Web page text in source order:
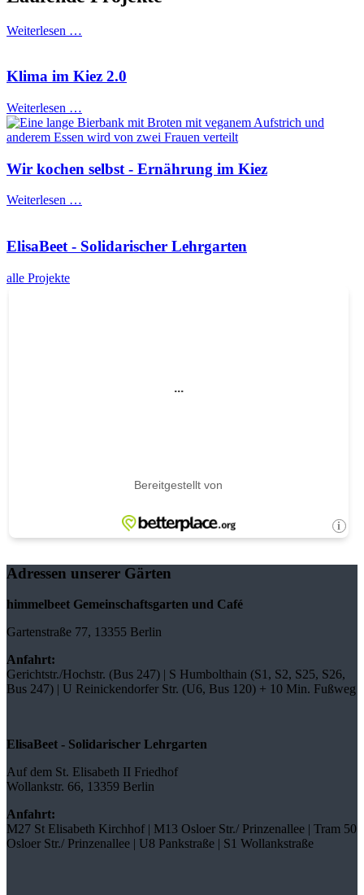
Weiterlesen …
Klima im Kiez 2.0
Weiterlesen …
Wir kochen selbst - Ernährung im Kiez
Weiterlesen …
ElisaBeet - Solidarischer Lehrgarten
alle Projekte
Adressen unserer Gärten
himmelbeet Gemeinschaftsgarten und Café
Gartenstraße 77, 13355 Berlin
Anfahrt:
Gerichtstr./Hochstr. (Bus 247) | S Humbolthain (S1, S2, S25, S26,
Bus 247) | U Reinickendorfer Str. (U6, Bus 120) + 10 Min. Fußweg
ElisaBeet - Solidarischer Lehrgarten
Auf dem St. Elisabeth II Friedhof
Wollankstr. 66, 13359 Berlin
Anfahrt:
M27 St Elisabeth Kirchhof | M13 Osloer Str./ Prinzenallee | Tram 50
Osloer Str./ Prinzenallee | U8 Pankstraße | S1 Wollankstraße